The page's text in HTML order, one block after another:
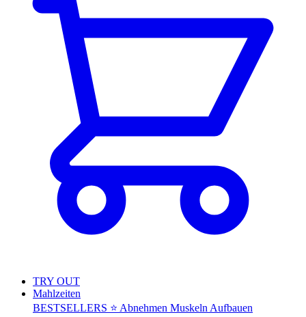
TRY OUT
Mahlzeiten
BESTSELLERS ⭐ Abnehmen Muskeln Aufbauen